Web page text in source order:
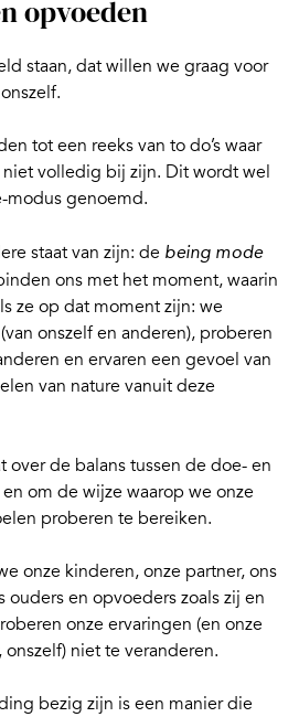
opvoeden
staan, dat willen we graag voor
tot een reeks van to do’s waar
volledig bij zijn. Dit wordt wel
genoemd.
staat van zijn: de being mode
ons met het moment, waarin
ze op dat moment zijn: we
onszelf en anderen), proberen
en ervaren een gevoel van
van nature vanuit deze
over de balans tussen de doe- en
om de wijze waarop we onze
proberen te bereiken.
onze kinderen, onze partner, ons
ouders en opvoeders zoals zij en
onze ervaringen (en onze
niet te veranderen.
bezig zijn is een manier die